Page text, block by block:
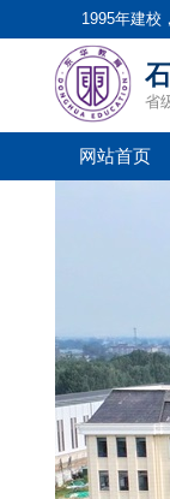
1995年建校
省
网站首页